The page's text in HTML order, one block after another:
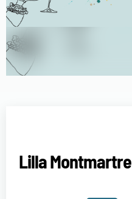
Lilla Montmartre